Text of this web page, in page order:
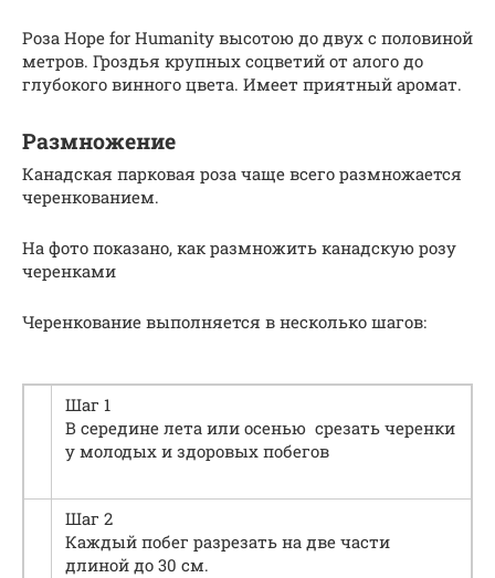
Роза Hope for Humanity высотою до двух с половиной
метров. Гроздья крупных соцветий от алого до
глубокого винного цвета. Имеет приятный аромат.
Размножение
Канадская парковая роза чаще всего размножается
черенкованием.
На фото показано, как размножить канадскую розу
черенками
Черенкование выполняется в несколько шагов:
Шаг 1
В середине лета или осенью срезать черенки
у молодых и здоровых побегов
Шаг 2
Каждый побег разрезать на две части
длиной до 30 см.